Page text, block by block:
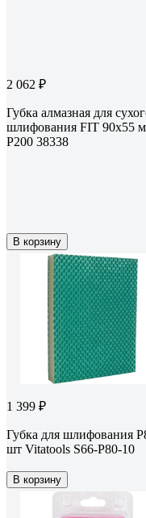
2 062 ₽
Губка алмазная для
шлифования FIT 90х55
Р200 38338
В корзину
1 399 ₽
Губка для шлифования
шт Vitatools S66-P80-10
В корзину